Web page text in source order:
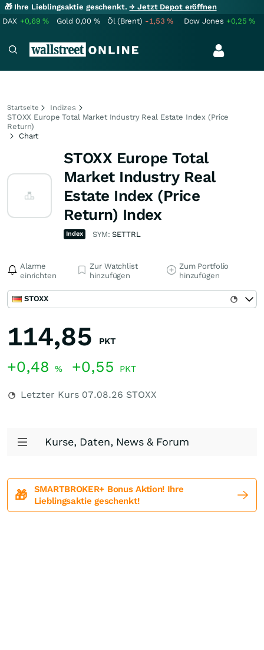
🎁 Ihre Lieblingsaktie geschenkt.→ Jetzt Depot eröffnen
DAX +0,69% Gold 0,00 % Öl (Brent) -1,53% Dow Jones +0,25%
Startseite
Indizes
STOXX Europe Total Market Industry Real Estate Index (Price
Return)
Chart
STOXX Europe Total
Market Industry Real
Estate Index (Price
Return) Index
Index SYM:SETTRL
Alarme
einrichten
Zur Watchlist
hinzufügen
Zum Portfolio
hinzufügen
STOXX
114,85 PKT
+0,48 % +0,55 PKT
Letzter Kurs 07.08.26 STOXX
Kurse, Daten, News & Forum
🎁
SMARTBROKER+ Bonus Aktion! Ihre
Lieblingsaktie geschenkt!